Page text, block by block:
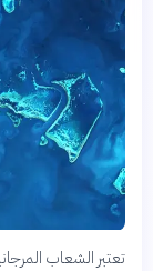
تعتبر الشعاب